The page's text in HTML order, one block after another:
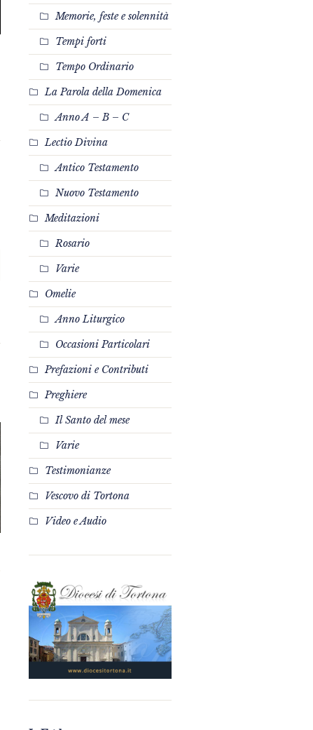
Memorie, feste e solennità
Tempi forti
Tempo Ordinario
La Parola della Domenica
Anno A – B – C
Lectio Divina
Antico Testamento
Nuovo Testamento
Meditazioni
Rosario
Varie
Omelie
Anno Liturgico
Occasioni Particolari
Prefazioni e Contributi
Preghiere
Il Santo del mese
Varie
Testimonianze
Vescovo di Tortona
Video e Audio